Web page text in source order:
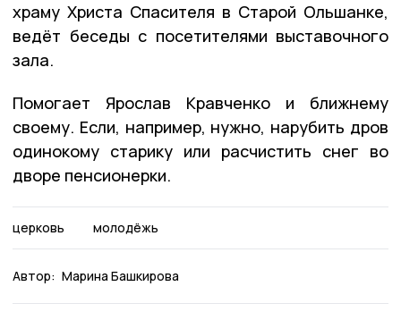
храму Христа Спасителя в Старой Ольшанке,
ведёт беседы с посетителями выставочного
зала.
Помогает Ярослав Кравченко и ближнему
своему. Если, например, нужно, нарубить дров
одинокому старику или расчистить снег во
дворе пенсионерки.
церковь молодёжь
Автор: Марина Башкирова